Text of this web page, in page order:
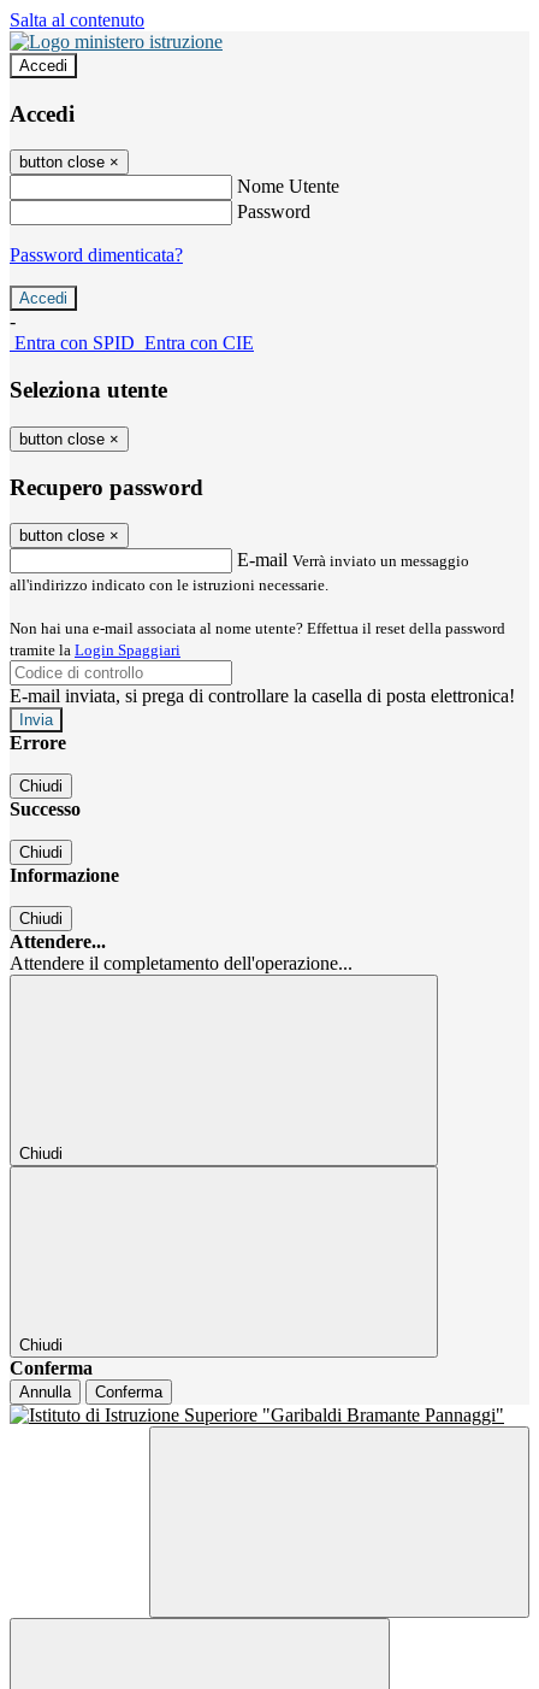
Salta al contenuto
Accedi
Accedi
button close ×
Nome Utente
Password
Password dimenticata?
-
Entra con SPID Entra con CIE
Seleziona utente
button close ×
Recupero password
button close ×
E-mail Verrà inviato un messaggio
all'indirizzo indicato con le istruzioni necessarie.
Non hai una e-mail associata al nome utente? Effettua il reset della password
tramite la Login Spaggiari
E-mail inviata, si prega di controllare la casella di posta elettronica!
Errore
Chiudi
Successo
Chiudi
Informazione
Chiudi
Attendere...
Attendere il completamento dell'operazione...
Chiudi
Chiudi
Conferma
Annulla Conferma